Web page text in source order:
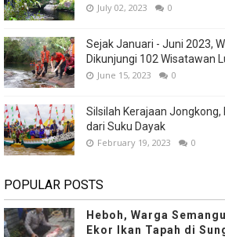
July 02, 2023 0
Sejak Januari - Juni 2023,
Dikunjungi 102 Wisatawan
June 15, 2023 0
Silsilah Kerajaan
dari Suku Dayak
February 19, 2023 0
POPULAR POSTS
Heboh, Warga
Ekor Ikan Tapah di